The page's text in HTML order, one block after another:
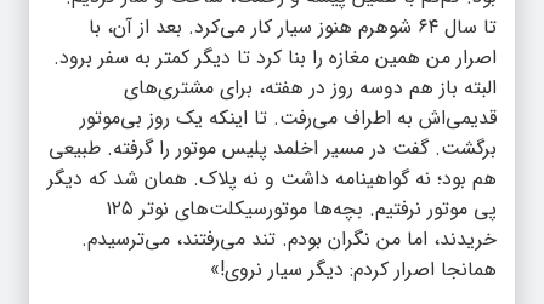
تا سال ۶۴ شوهرم هنوز سیار کار می‌کرد. بعد از آن، با
اصرار من همین مغازه را بنا کرد تا دیگر کمتر به سفر برود.
البته باز هم دو‌سه روز در هفته، برای مشتری‌های
قدیمی‌اش به اطراف می‌رفت. تا اینکه یک روز بی‌موتور
برگشت. گفت در مسیر اخلمد پلیس موتور را گرفته. طبیعی
هم بود؛ نه گواهینامه داشت و نه پلاک. همان شد که دیگر
پی موتور نرفتیم. بچه‌ها موتورسیکلت‌های نوتر ۱۲۵
خریدند، اما من نگران بودم. تند می‌رفتند، می‌ترسیدم.
همانجا اصرار کردم: دیگر سیار نروی!»